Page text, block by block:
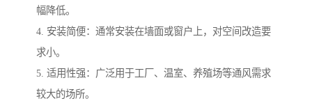
幅降低。
4. 安装简便：通常安装在墙面或窗户上，对空间改造要
求小。
5. 适用性强：广泛用于工厂、温室、养殖场等通风需求
较大的场所。